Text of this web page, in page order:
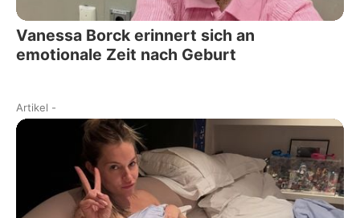
Vanessa Borck erinnert sich an
emotionale Zeit nach Geburt
Artikel -